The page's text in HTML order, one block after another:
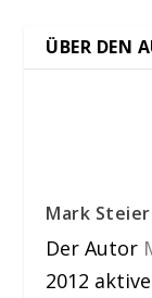
ÜBER DEN
Mark Steier
Der Autor
2012